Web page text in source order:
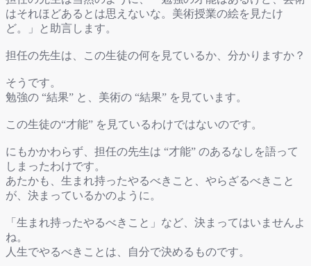
はそれほどあるとは思えないな。美術授業の絵を見たけ
ど。」と助言します。
担任の先生は、この生徒の何を見ているか、分かりますか？
そうです。
勉強の “結果” と、美術の “結果” を見ています。
この生徒の“才能” を見ているわけではないのです。
にもかかわらず、担任の先生は “才能” のあるなしを語って
しまったわけです。
あたかも、生まれ持ったやるべきこと、やらざるべきこと
が、決まっているかのように。
「生まれ持ったやるべきこと」など、決まってはいませんよ
ね。
人生でやるべきことは、自分で決めるものです。